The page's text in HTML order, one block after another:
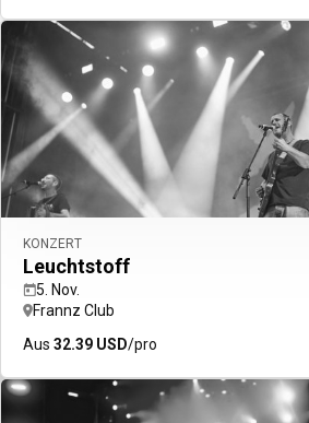
KONZERT
Leuchtstoff
5. Nov.
Frannz Club
Aus 32.39 USD/pro